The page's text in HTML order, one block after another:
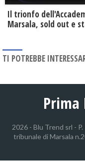
Il trionfo
Marsala, sold out e
TI POTREBBE
Prima
2026 - Blu Trend srl -
tribunale di Marsala